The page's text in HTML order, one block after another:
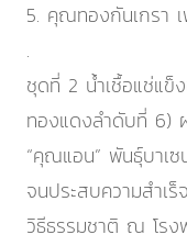
5. คุณทองกันเกรา
.
ชุดที่ 2 น้ำเชื้อแช่แ
ทองแดงลำดับที่ 6)
“คุณแอน” พันธุ์บาเ
จนประสบความสำเ
วิธีธรรมชาติ ณ โร